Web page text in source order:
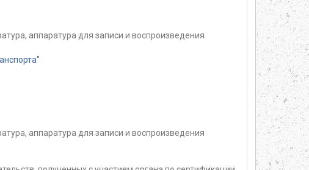
аппаратура для записи и воспроизведения
аппаратура для записи и воспроизведения